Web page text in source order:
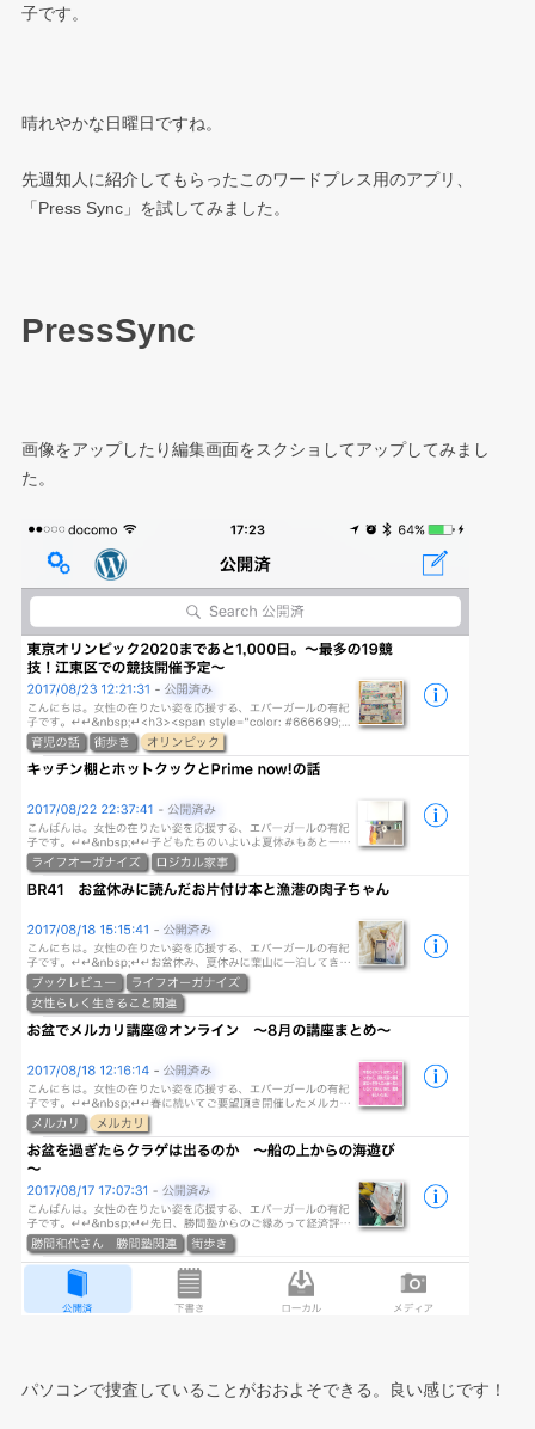
子です。
晴れやかな日曜日ですね。
先週知人に紹介してもらったこのワードプレス用のアプリ、
「Press Sync」を試してみました。
PressSync
画像をアップしたり編集画面をスクショしてアップしてみまし
た。
パソコンで捜査していることがおおよそできる。良い感じです！